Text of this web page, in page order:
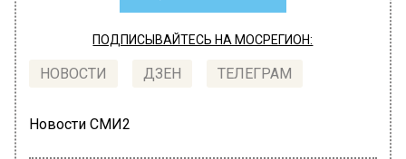
ПОДПИСЫВАЙТЕСЬ НА МОСРЕГИОН:
НОВОСТИ ДЗЕН ТЕЛЕГРАМ
Новости СМИ2